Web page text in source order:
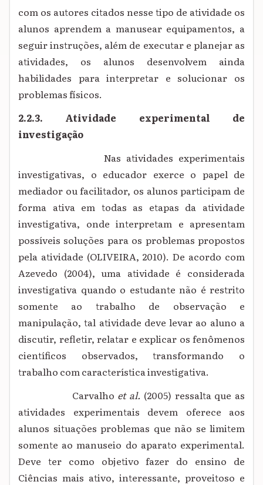
com os autores citados nesse tipo de atividade os
alunos aprendem a manusear equipamentos, a
seguir instruções, além de executar e planejar as
atividades, os alunos desenvolvem ainda
habilidades para interpretar e solucionar os
problemas físicos.
2.2.3. Atividade experimental de
investigação
Nas atividades experimentais
investigativas, o educador exerce o papel de
mediador ou facilitador, os alunos participam de
forma ativa em todas as etapas da atividade
investigativa, onde interpretam e apresentam
possíveis soluções para os problemas propostos
pela atividade (OLIVEIRA, 2010). De acordo com
Azevedo (2004), uma atividade é considerada
investigativa quando o estudante não é restrito
somente ao trabalho de observação e
manipulação, tal atividade deve levar ao aluno a
discutir, refletir, relatar e explicar os fenômenos
científicos observados, transformando o
trabalho com característica investigativa.
Carvalho et al. (2005) ressalta que as
atividades experimentais devem oferece aos
alunos situações problemas que não se limitem
somente ao manuseio do aparato experimental.
Deve ter como objetivo fazer do ensino de
Ciências mais ativo, interessante, proveitoso e